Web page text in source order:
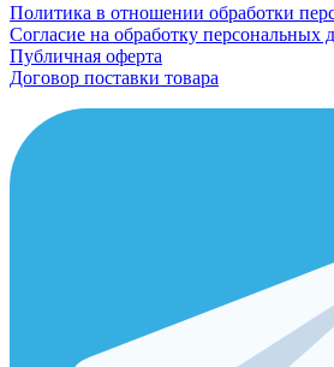
Политика в отношении обработки
Согласие на обработку персональных
Публичная оферта
Договор поставки товара